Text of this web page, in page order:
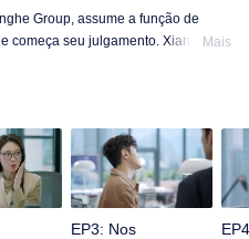
Group, assume a função de
começa seu julgamento. Xiang
Gradualmente, Xiang se torna
da empresa. Os dois se apoiam
eles é acesa. Juntos, eles
de navegação China Beidou.
Mais
EP3: Nos